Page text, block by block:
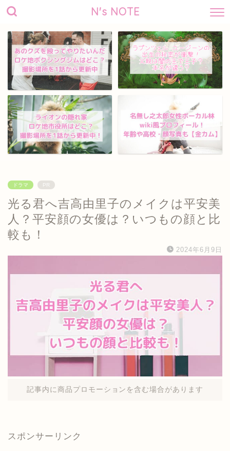
N's NOTE
ドラマ PR
光る君へ吉高由里子のメイクは平安美
人？平安顔の女優は？いつもの顔と比
較も！
2024年6月9日
記事内に商品プロモーションを含む場合があります
スポンサーリンク